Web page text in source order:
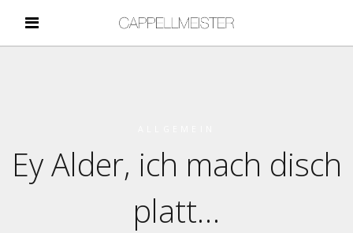
Ey Alder, ich mach disch
platt…